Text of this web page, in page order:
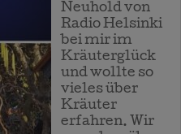
Neuhold von
Radio Helsinki
bei mir im
Kräuterglück
und wollte so
vieles über
Kräuter
erfahren. Wir